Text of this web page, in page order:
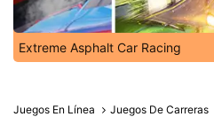
Extreme Asphalt Car Racing
Juegos En Línea Juegos De Carreras